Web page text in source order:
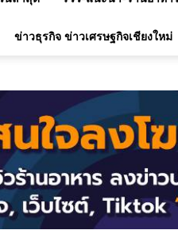
ข่าวธุรกิจ ข่าวเศรษฐกิจเชียงใหม่